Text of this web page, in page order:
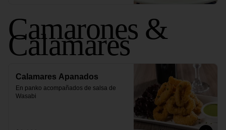
Camarones &
Calamares
Calamares Apanados
En panko acompañados de salsa de
Wasabi